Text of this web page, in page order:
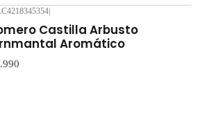
|
Castilla Arbusto
Aromático